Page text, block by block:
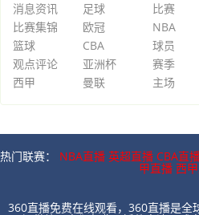
消息资讯 足球 比赛
比赛集锦
欧冠 NBA
篮球
CBA 球员
观点评论
亚洲杯 赛季
西甲
曼联 主场
热门联赛： NBA直播 英超直播 CBA直
甲直播 西
360直播免费在线观看，360直播是全